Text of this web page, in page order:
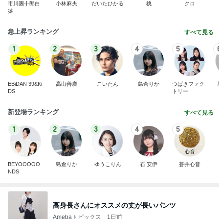
市川團十郎白
猿
小林麻央 だいたひかる 桃 クロ
急上昇ランキング すべて見る
1
EBiDAN 39&Ki
DS
2
高山善廣
3
こいたん
4
島倉りか
5
つばきファク
トリー
新登場ランキング すべて見る
1
BEYOOOOO
NDS
2
島倉りか
3
ゆうこりん
4
石 安伊
5
蒼井心音
高身長さんにオススメの丈が長いパンツ
Amebaトピックス 1日前